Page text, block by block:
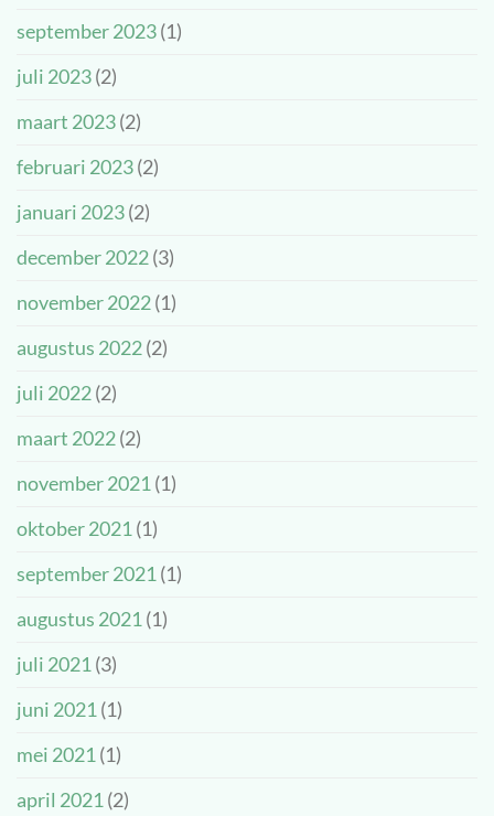
september 2023(1)
juli 2023(2)
maart 2023(2)
februari 2023(2)
januari 2023(2)
december 2022(3)
november 2022(1)
augustus 2022(2)
juli 2022(2)
maart 2022(2)
november 2021(1)
oktober 2021(1)
september 2021(1)
augustus 2021(1)
juli 2021(3)
juni 2021(1)
mei 2021(1)
april 2021(2)